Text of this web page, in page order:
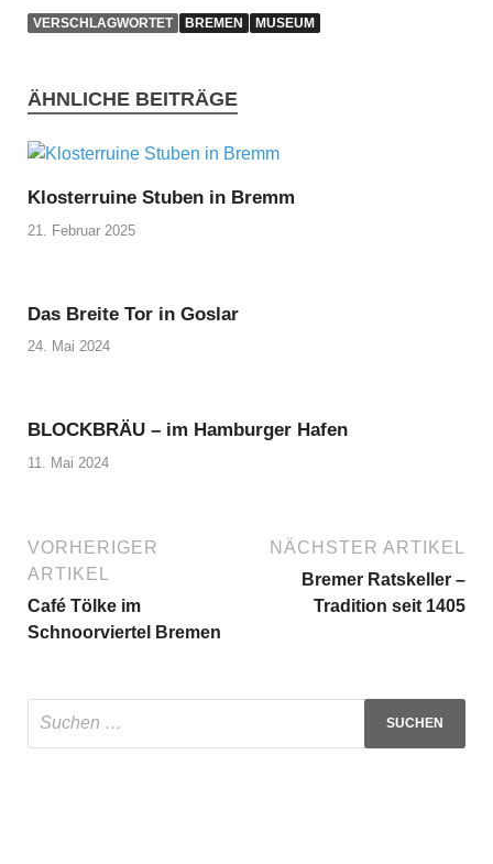
VERSCHLAGWORTET BREMEN MUSEUM
ÄHNLICHE BEITRÄGE
Klosterruine Stuben in Bremm
21. Februar 2025
Das Breite Tor in Goslar
24. Mai 2024
BLOCKBRÄU – im Hamburger Hafen
11. Mai 2024
VORHERIGER
ARTIKEL
Café Tölke im
Schnoorviertel Bremen
NÄCHSTER ARTIKEL
Bremer Ratskeller –
Tradition seit 1405